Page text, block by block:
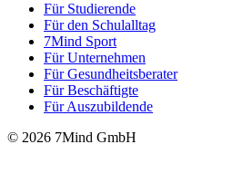
Für Stu­die­rende
Für den Schulalltag
7Mind Sport
Für Unter­neh­men
Für Gesund­heits­be­ra­ter
Für Beschäftigte
Für Auszubildende
© 2026 7Mind GmbH